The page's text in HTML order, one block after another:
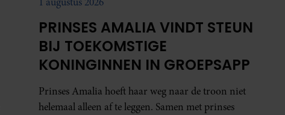
PRINSES AMALIA VINDT STEUN
BIJ TOEKOMSTIGE
KONINGINNEN IN GROEPSAPP
Prinses Amalia hoeft haar weg naar de troon niet
helemaal alleen af te leggen. Samen met prinses